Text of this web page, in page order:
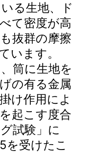
る生地、ド
て密度が高
抜群の摩擦
います。
筒に生地を
の有る金属
け作用によ
起こす度合
試験」に
を受けたこ